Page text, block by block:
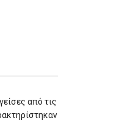
από τις